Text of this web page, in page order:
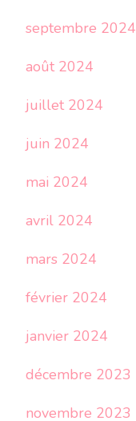
septembre 2024
août 2024
juillet 2024
juin 2024
mai 2024
avril 2024
mars 2024
février 2024
janvier 2024
décembre 2023
novembre 2023